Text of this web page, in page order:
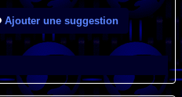
Ajouter une suggestion